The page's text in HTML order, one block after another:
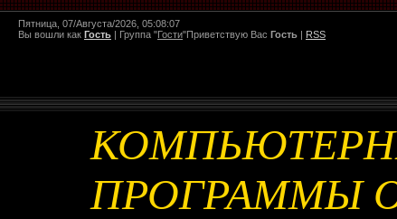
Пятница, 07/Августа/2026, 05:08:07
Вы вошли как Гость | Группа "Гости"Приветствую Вас Гость | RSS
ПРОГРАММЫ